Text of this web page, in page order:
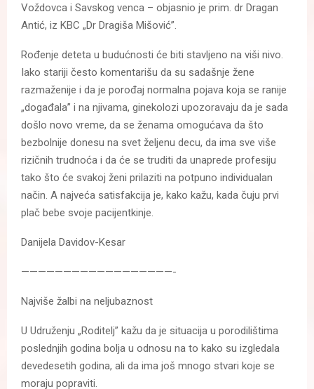
Voždovca i Savskog venca – objasnio je prim. dr Dragan
Antić, iz KBC „Dr Dragiša Mišović”.
Rođenje deteta u budućnosti će biti stavljeno na viši nivo.
Iako stariji često komentarišu da su sadašnje žene
razmaženije i da je porođaj normalna pojava koja se ranije
„događala” i na njivama, ginekolozi upozoravaju da je sada
došlo novo vreme, da se ženama omogućava da što
bezbolnije donesu na svet željenu decu, da ima sve više
rizičnih trudnoća i da će se truditi da unaprede profesiju
tako što će svakoj ženi prilaziti na potpuno individualan
način. A najveća satisfakcija je, kako kažu, kada čuju prvi
plač bebe svoje pacijentkinje.
Danijela Davidov-Kesar
——————————————————-
Najviše žalbi na neljubaznost
U Udruženju „Roditelj” kažu da je situacija u porodilištima
poslednjih godina bolja u odnosu na to kako su izgledala
devedesetih godina, ali da ima još mnogo stvari koje se
moraju popraviti.